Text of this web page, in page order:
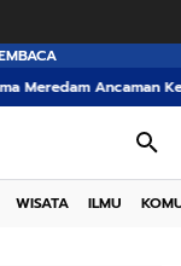
Kebakaran Hutan di
WISATA ILMU